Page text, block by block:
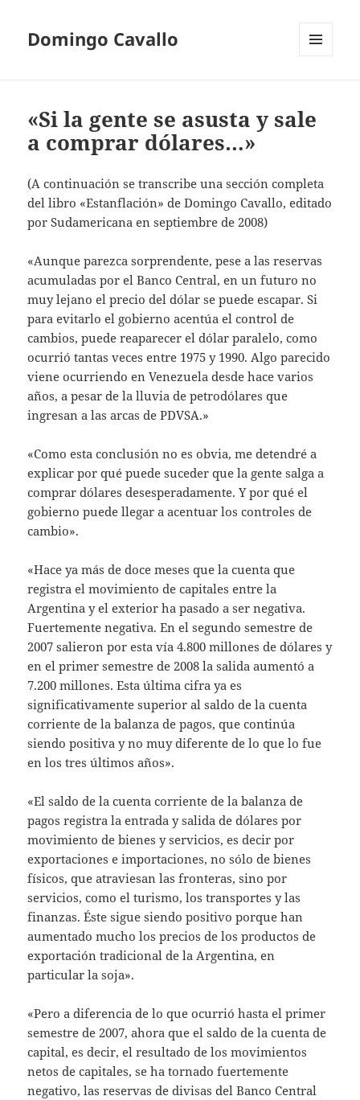
Domingo Cavallo
«Si la gente se asusta y sale
a comprar dólares…»
(A continuación se transcribe una sección completa
del libro «Estanflación» de Domingo Cavallo, editado
por Sudamericana en septiembre de 2008)
«Aunque parezca sorprendente, pese a las reservas
acumuladas por el Banco Central, en un futuro no
muy lejano el precio del dólar se puede escapar. Si
para evitarlo el gobierno acentúa el control de
cambios, puede reaparecer el dólar paralelo, como
ocurrió tantas veces entre 1975 y 1990. Algo parecido
viene ocurriendo en Venezuela desde hace varios
años, a pesar de la lluvia de petrodólares que
ingresan a las arcas de PDVSA.»
«Como esta conclusión no es obvia, me detendré a
explicar por qué puede suceder que la gente salga a
comprar dólares desesperadamente. Y por qué el
gobierno puede llegar a acentuar los controles de
cambio».
«Hace ya más de doce meses que la cuenta que
registra el movimiento de capitales entre la
Argentina y el exterior ha pasado a ser negativa.
Fuertemente negativa. En el segundo semestre de
2007 salieron por esta vía 4.800 millones de dólares y
en el primer semestre de 2008 la salida aumentó a
7.200 millones. Esta última cifra ya es
significativamente superior al saldo de la cuenta
corriente de la balanza de pagos, que continúa
siendo positiva y no muy diferente de lo que lo fue
en los tres últimos años».
«El saldo de la cuenta corriente de la balanza de
pagos registra la entrada y salida de dólares por
movimiento de bienes y servicios, es decir por
exportaciones e importaciones, no sólo de bienes
físicos, que atraviesan las fronteras, sino por
servicios, como el turismo, los transportes y las
finanzas. Éste sigue siendo positivo porque han
aumentado mucho los precios de los productos de
exportación tradicional de la Argentina, en
particular la soja».
«Pero a diferencia de lo que ocurrió hasta el primer
semestre de 2007, ahora que el saldo de la cuenta de
capital, es decir, el resultado de los movimientos
netos de capitales, se ha tornado fuertemente
negativo, las reservas de divisas del Banco Central